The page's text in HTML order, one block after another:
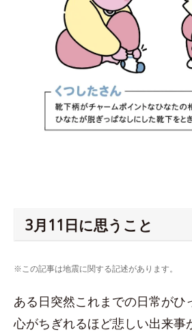
3月11日に思うこと
※この記事は地震に関する記述があります。
ある日突然これまでの日常がひ
心がちぎれるほど悲しい出来事